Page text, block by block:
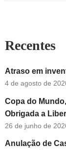
Recentes
Atraso em
4 de agosto de
Copa do
Obrigada a
26 de junho de
Anulação de